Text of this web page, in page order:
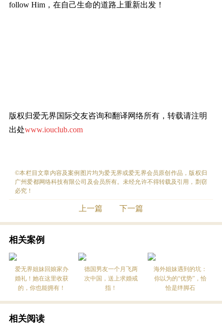
follow Him，在自己生命的道路上重新出发！
版权归爱无界国际交友咨询和翻译网络所有，转载请注明
出处www.iouclub.com
©本栏目文章内容及案例图片均为爱无界或爱无界会员原创作品，版权归
广州爱都网络科技有限公司及会员所有。未经允许不得转载及引用，剽窃
必究！
上一篇 下一篇
相关案例
爱无界姐妹回娘家办
婚礼！她在这里收获
的，你也能拥有！
德国男友一个月飞两
次中国，送上求婚戒
指！
海外姐妹遇到的坑：
你以为的“优势”，恰
恰是绊脚石
相关阅读